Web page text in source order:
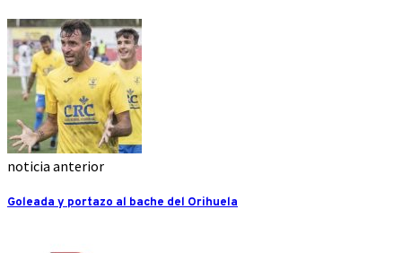
noticia anterior
Goleada y portazo al bache del Orihuela